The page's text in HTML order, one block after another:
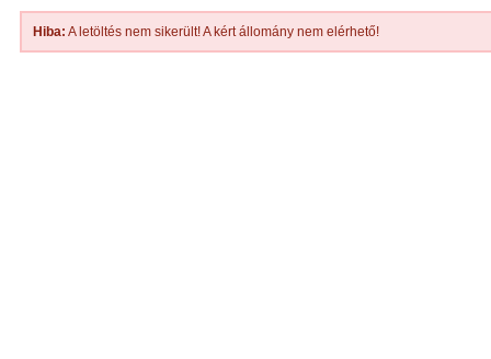
Hiba: A letöltés nem sikerült! A kért állomány nem elérhető!